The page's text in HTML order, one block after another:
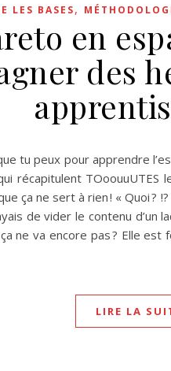
LES BASES,
en
des
tu peux pour apprendre
récapitulent TOoouuUTES
ça ne sert à rien ! « Quoi ?
de vider le contenu d’un
ne va encore pas ? Elle
LIRE LA